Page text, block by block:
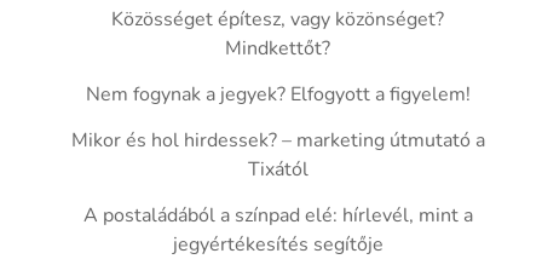
Közösséget építesz, vagy közönséget?
Mindkettőt?
Nem fogynak a jegyek? Elfogyott a figyelem!
Mikor és hol hirdessek? – marketing útmutató a
Tixától
A postaládából a színpad elé: hírlevél, mint a
jegyértékesítés segítője